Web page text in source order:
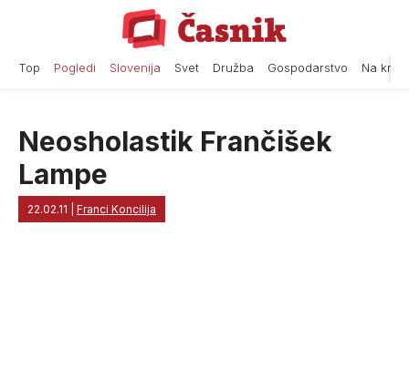
Top Pogledi Slovenija Svet Družba Gospodarstvo Na
Neosholastik Frančišek
Lampe
22.02.11 Franci Koncilija